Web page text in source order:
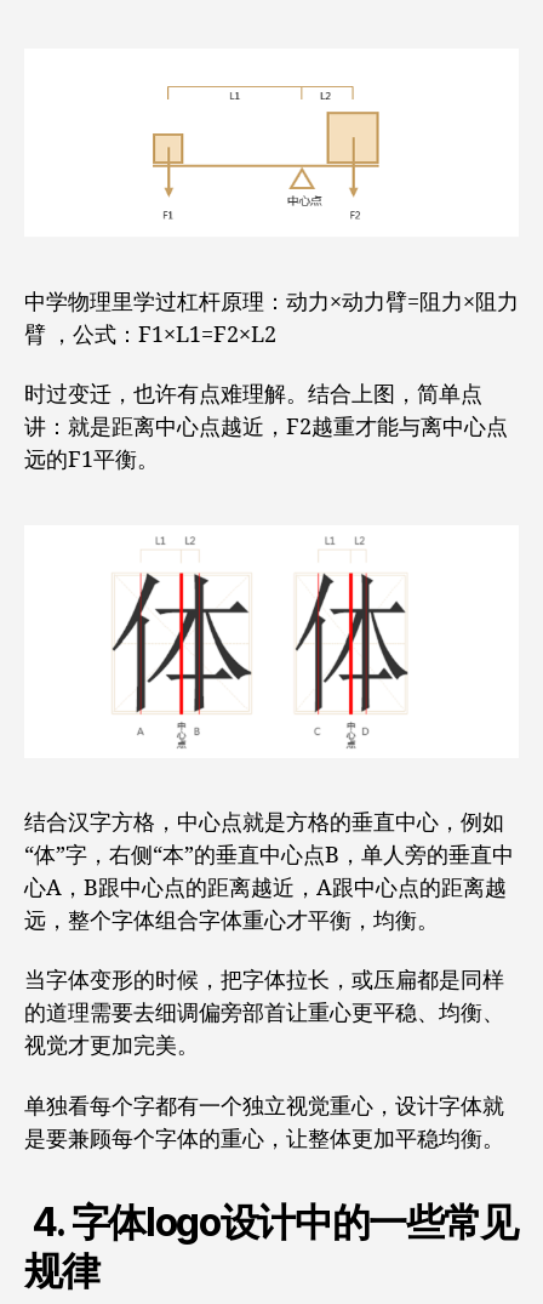
中学物理里学过杠杆原理：动力×动力臂=阻力×阻力
臂 ，公式：F1×L1=F2×L2
时过变迁，也许有点难理解。结合上图，简单点
讲：就是距离中心点越近，F2越重才能与离中心点
远的F1平衡。
结合汉字方格，中心点就是方格的垂直中心，例如
“体”字，右侧“本”的垂直中心点B，单人旁的垂直中
心A，B跟中心点的距离越近，A跟中心点的距离越
远，整个字体组合字体重心才平衡，均衡。
当字体变形的时候，把字体拉长，或压扁都是同样
的道理需要去细调偏旁部首让重心更平稳、均衡、
视觉才更加完美。
单独看每个字都有一个独立视觉重心，设计字体就
是要兼顾每个字体的重心，让整体更加平稳均衡。
4. 字体logo设计中的一些常见
规律